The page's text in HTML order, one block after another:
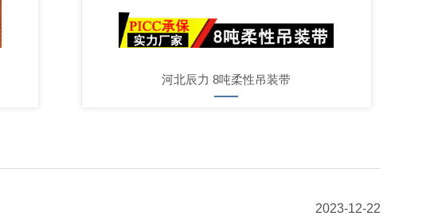
河北辰力 8吨柔性吊装带
2023-12-22